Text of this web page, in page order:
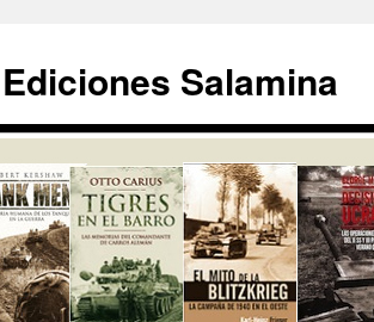
Salamina